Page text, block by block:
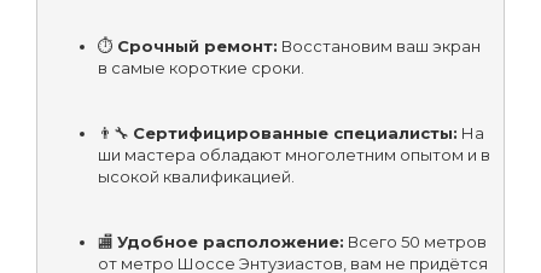
⏱️ Срочный ремонт: Восстановим ваш экран
в самые короткие сроки.
👨‍🔧 Сертифицированные специалисты: На
ши мастера обладают многолетним опытом и в
ысокой квалификацией.
🏬 Удобное расположение: Всего 50 метров
от метро Шоссе Энтузиастов, вам не придётся